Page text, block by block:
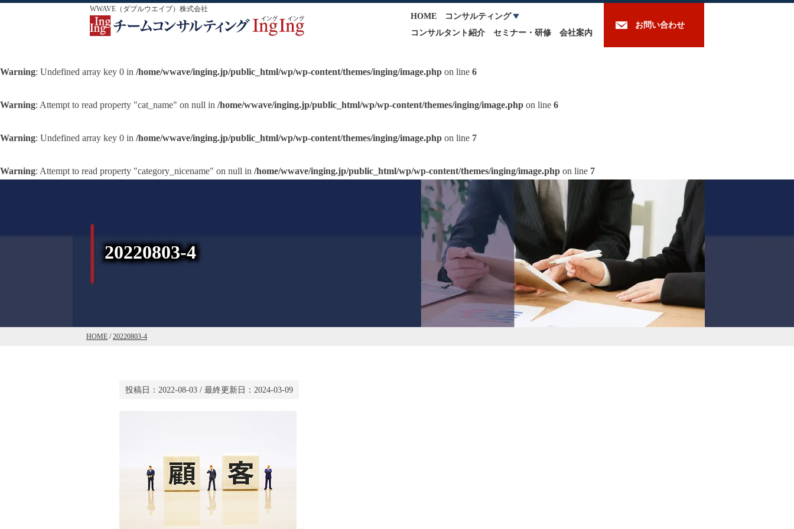
WWAVE（ダブルウエイブ）株式会社
お問い合わせ
HOME
コンサルティング
コンサルタント紹介
セミナー・研修 会社案内
Warning: Undefined array key 0 in /home/wwave/inging.jp/public_html/wp/wp-content/themes/inging/image.php on line 6
Warning: Attempt to read property "cat_name" on null in /home/wwave/inging.jp/public_html/wp/wp-content/themes/inging/image.php on line 6
Warning: Undefined array key 0 in /home/wwave/inging.jp/public_html/wp/wp-content/themes/inging/image.php on line 7
Warning: Attempt to read property "category_nicename" on null in /home/wwave/inging.jp/public_html/wp/wp-content/themes/inging/image.php on line 7
20220803-4
HOME /20220803-4
投稿日： 2022-08-03 / 最終更新日： 2024-03-09